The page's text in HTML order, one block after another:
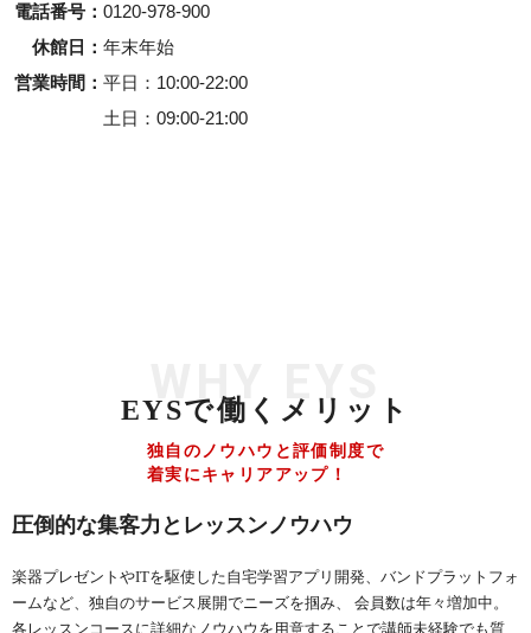
電話番号
0120-978-900
休館日
年末年始
営業時間
平日
10:00-22:00
土日
09:00-21:00
EYSで働くメリット
WHY EYS
独自のノウハウと評価制度で
着実にキャリアアップ！
圧倒的な集客力とレッスンノウハウ
楽器プレゼントやITを駆使した自宅学習アプリ開発、バンドプラットフォ
ームなど、独自のサービス展開でニーズを掴み、 会員数は年々増加中。
各レッスンコースに詳細なノウハウを用意することで講師未経験でも質